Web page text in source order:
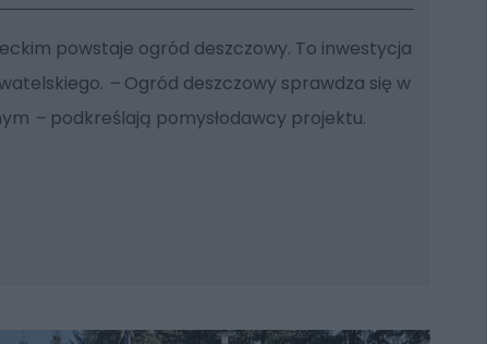
powstaje ogród deszczowy. To inwestycja
– Ogród deszczowy sprawdza się w
– podkreślają pomysłodawcy projektu.